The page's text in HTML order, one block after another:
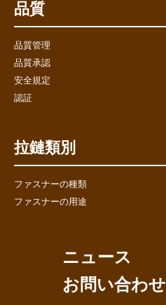
品質
品質管理
品質承認
安全規定
認証
拉鏈類別
ファスナーの種類
ファスナーの用途
ニュース
お問い合わせ